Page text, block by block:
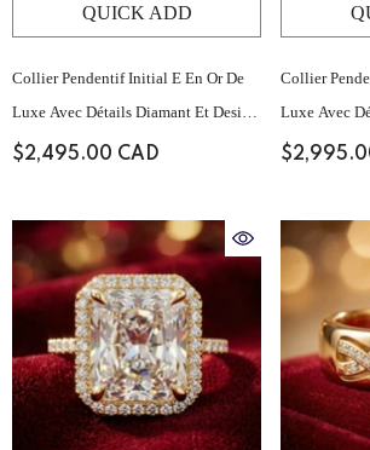
QUICK ADD
Collier Pendentif Initial E En Or De
Luxe Avec Détails Diamant Et Design
Minimaliste Épuré
$2,495.00 CAD
Collier
Luxe Avec
Minimaliste